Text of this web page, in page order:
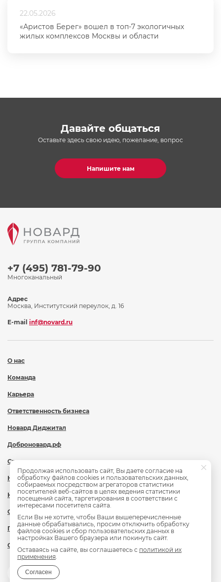
22.05.2026
«Аристов Берег» вошел в топ-7 экологичных
жилых комплексов Москвы и области
Давайте общаться
Оставьте здесь свою идею, пожелание, вопрос
Напишите нам
+7 (495) 781-79-90
Многоканальный
О нас
Команда
Карьера
Ответственность бизнеса
Новард Диджитал
Доброновард.рф
Статьи
Новости
Контакты
Охрана труда
Политика обработки персональных данных
Сведения об образовательной организации
Адрес
Москва, Институтский переулок, д. 16
E-mail inf@novard.ru
Продолжая использовать сайт, Вы даете согласие на
обработку файлов cookies и пользовательских данных,
собираемых посредством агрегаторов статистики
посетителей веб-сайтов в целях ведения статистики
посещений сайта, таргетирования в соответствии с
интересами посетителя сайта.
Если Вы не хотите, чтобы Ваши вышеперечисленные
данные обрабатывались, просим отключить обработку
файлов cookies и сбор пользовательских данных в
настройках Вашего браузера или покинуть сайт.
Оставаясь на сайте, вы соглашаетесь с политикой их
применения.
Согласен